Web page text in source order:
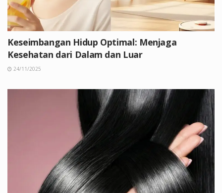
Keseimbangan Hidup Optimal: Menjaga
Kesehatan dari Dalam dan Luar
24/11/2025